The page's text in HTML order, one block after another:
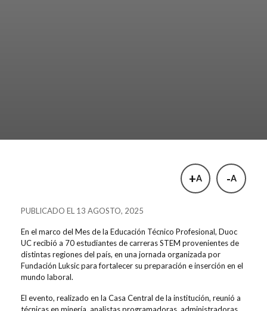
+A -A
PUBLICADO EL 13 AGOSTO, 2025
En el marco del Mes de la Educación Técnico Profesional, Duoc
UC recibió a 70 estudiantes de carreras STEM provenientes de
distintas regiones del país, en una jornada organizada por
Fundación Luksicpara fortalecer su preparación e inserción en el
mundo laboral.
El evento, realizado en la Casa Central de la institución, reunió a
técnicas en minería, analistas programadoras, administradoras